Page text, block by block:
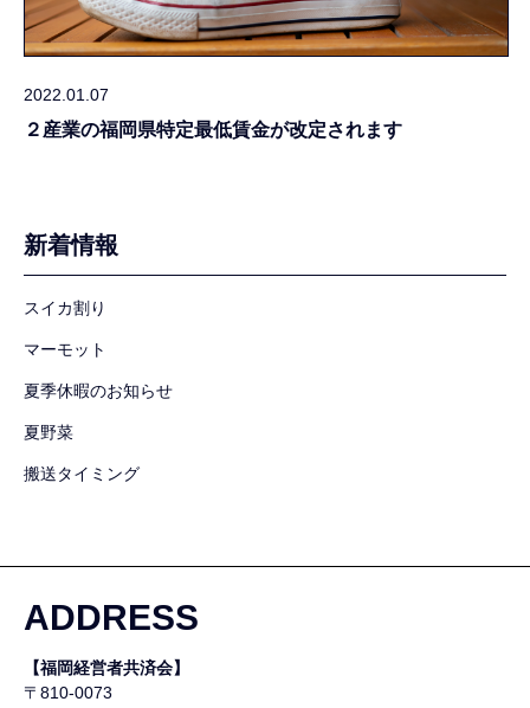
2022.01.07
２産業の福岡県特定最低賃金が改定されます
新着情報
スイカ割り
マーモット
夏季休暇のお知らせ
夏野菜
搬送タイミング
ADDRESS
【福岡経営者共済会】
〒810-0073